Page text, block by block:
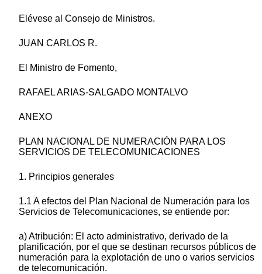
Elévese al Consejo de Ministros.
JUAN CARLOS R.
El Ministro de Fomento,
RAFAEL ARIAS-SALGADO MONTALVO
ANEXO
PLAN NACIONAL DE NUMERACIÓN PARA LOS
SERVICIOS DE TELECOMUNICACIONES
1. Principios generales
1.1 A efectos del Plan Nacional de Numeración para los
Servicios de Telecomunicaciones, se entiende por:
a) Atribución: El acto administrativo, derivado de la
planificación, por el que se destinan recursos públicos de
numeración para la explotación de uno o varios servicios
de telecomunicación.